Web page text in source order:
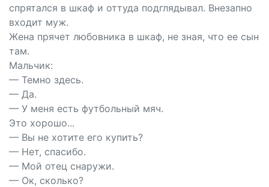
спрятался в шкаф и оттуда подглядывал. Внезапно
входит муж.
Жена прячет любовника в шкаф, не зная, что ее сын
там.
Мальчик:
— Темно здесь.
— Да.
— У меня есть футбольный мяч.
Это хорошо...
— Вы не хотите его купить?
— Нет, спасибо.
— Мой отец снаружи.
— Ок, сколько?